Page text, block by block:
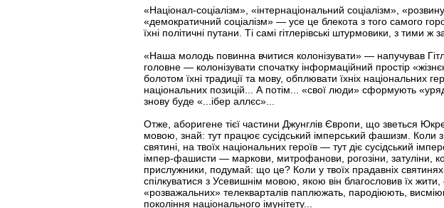
«Націонал-соціалізм», «інтернаціональний соціалізм»,
«демократичний соціалізм» — усе це блекота з того самого
їхні політичні путани. Ті самі гітлерівські штурмовики, з
«Наша молодь повинна вчитися колонізувати» — напучував
головне — колонізувати спочатку інформаційний простір
болотом їхні традиції та мову, обплювати їхніх національних
національних позицій... А потім... «свої люди» сформують
знову буде «...ібер аллєс»...
Отже, аборигене тієї частини Джунглів Європи, що зветься
мовою, знай: тут працює сусідський імперський фашизм. Коли з
святині, на твоїх національних героїв — тут діє сусідський
імпер-фашисти — маркови, митрофанови, рогозіни, затуліни,
прислужники, подумай: що це? Коли у твоїх прадавніх
спілкуватися з Усевишнім мовою, якою він благословив їх
«розважальних» телекварталів паплюжать, пародіюють,
покоління національного імунітету...